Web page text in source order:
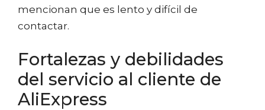
mencionan que es lento y difícil de
contactar.
Fortalezas y debilidades
del servicio al cliente de
AliExpress